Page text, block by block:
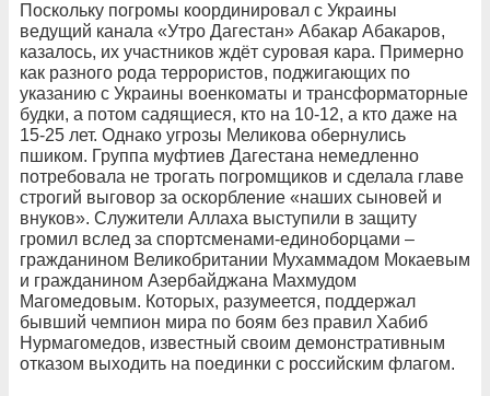
Поскольку погромы координировал с Украины
ведущий канала «Утро Дагестан» Абакар Абакаров,
казалось, их участников ждёт суровая кара. Примерно
как разного рода террористов, поджигающих по
указанию с Украины военкоматы и трансформаторные
будки, а потом садящиеся, кто на 10-12, а кто даже на
15-25 лет. Однако угрозы Меликова обернулись
пшиком. Группа муфтиев Дагестана немедленно
потребовала не трогать погромщиков и сделала главе
строгий выговор за оскорбление «наших сыновей и
внуков». Служители Аллаха выступили в защиту
громил вслед за спортсменами-единоборцами –
гражданином Великобритании Мухаммадом Мокаевым
и гражданином Азербайджана Махмудом
Магомедовым. Которых, разумеется, поддержал
бывший чемпион мира по боям без правил Хабиб
Нурмагомедов, известный своим демонстративным
отказом выходить на поединки с российским флагом.